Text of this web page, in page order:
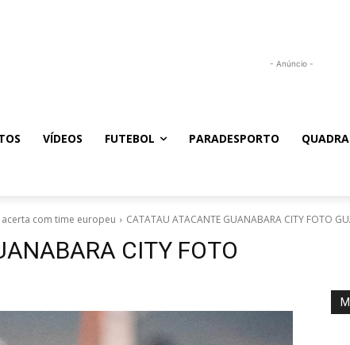
- Anúncio -
VÍDEOS FUTEBOL PARADESPORTO QUADRA
com time europeu CATATAU ATACANTE GUANABARA CITY FOTO
CITY FOTO